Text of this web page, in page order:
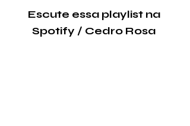
Escute essa playlist na
Spotify / Cedro Rosa